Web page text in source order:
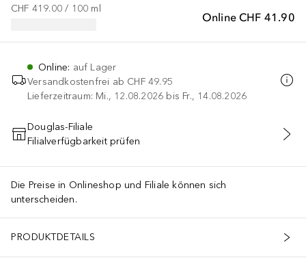
Online CHF 41.90
CHF 419.00 / 100 ml
Online: auf Lager
Versandkostenfrei ab CHF 49.95
Lieferzeitraum: Mi., 12.08.2026 bis Fr., 14.08.2026
IN DEN WARENKORB
Douglas-Filiale
Filialverfügbarkeit prüfen
Die Preise in Onlineshop und Filiale können sich
unterscheiden.
PRODUKTDETAILS